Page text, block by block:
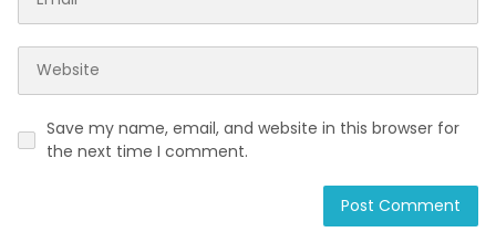
Save my name, email, and website in this browser for
the next time I comment.